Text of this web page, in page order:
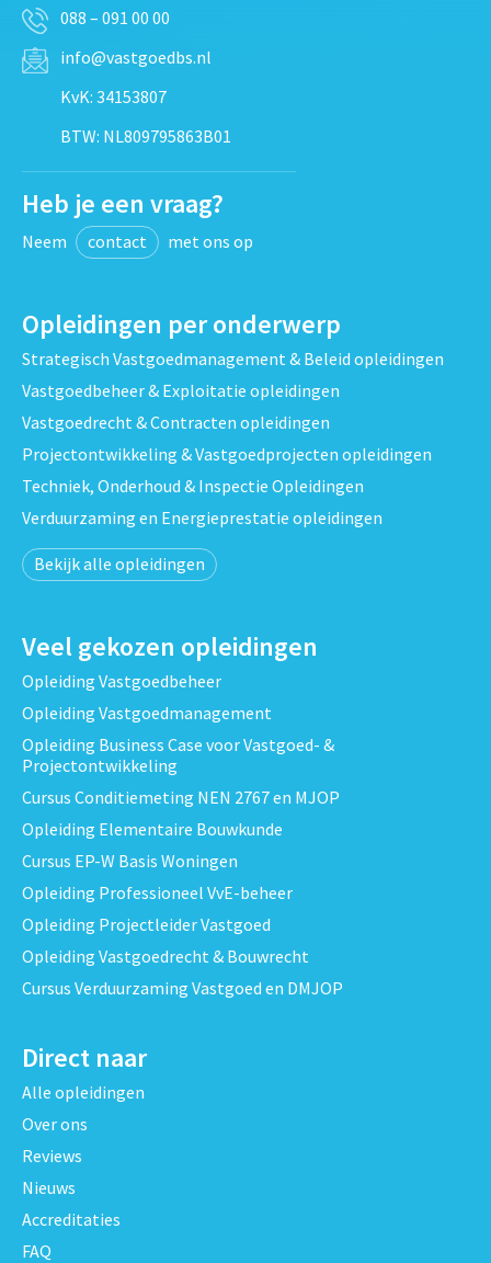
088 – 091 00 00
info@vastgoedbs.nl
KvK: 34153807
BTW: NL809795863B01
Heb je een vraag?
Neem contact met ons op
Opleidingen per onderwerp
Strategisch Vastgoedmanagement & Beleid opleidingen
Vastgoedbeheer & Exploitatie opleidingen
Vastgoedrecht & Contracten opleidingen
Projectontwikkeling & Vastgoedprojecten opleidingen
Techniek, Onderhoud & Inspectie Opleidingen
Verduurzaming en Energieprestatie opleidingen
Bekijk alle opleidingen
Veel gekozen opleidingen
Opleiding Vastgoedbeheer
Opleiding Vastgoedmanagement
Opleiding Business Case voor Vastgoed- &
Projectontwikkeling
Cursus Conditiemeting NEN 2767 en MJOP
Opleiding Elementaire Bouwkunde
Cursus EP-W Basis Woningen
Opleiding Professioneel VvE-beheer
Opleiding Projectleider Vastgoed
Opleiding Vastgoedrecht & Bouwrecht
Cursus Verduurzaming Vastgoed en DMJOP
Direct naar
Alle opleidingen
Over ons
Reviews
Nieuws
Accreditaties
FAQ